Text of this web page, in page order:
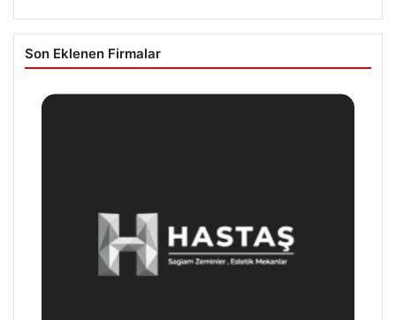
Son Eklenen Firmalar